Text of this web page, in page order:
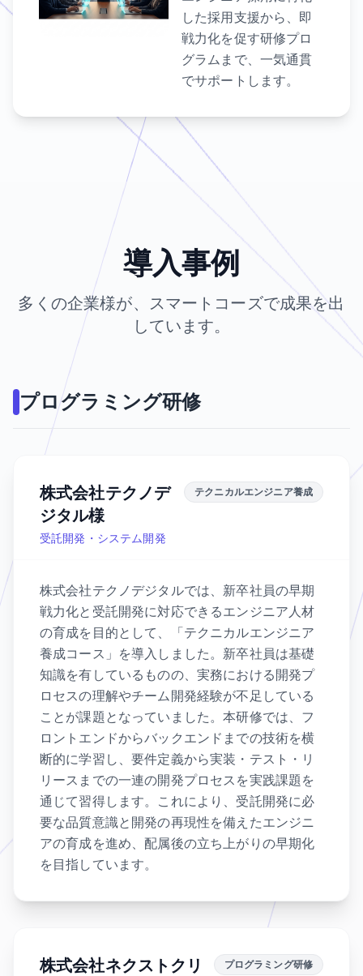
した採用支援から、即
戦力化を促す研修プロ
グラムまで、一気通貫
でサポートします。
導入事例
多くの企業様が、スマートコーズで成果を出
しています。
プログラミング研修
株式会社テクノデ
ジタル様
受託開発・システム開発
テクニカルエンジニア養成
株式会社テクノデジタルでは、新卒社員の早期
戦力化と受託開発に対応できるエンジニア人材
の育成を目的として、「テクニカルエンジニア
養成コース」を導入しました。新卒社員は基礎
知識を有しているものの、実務における開発プ
ロセスの理解やチーム開発経験が不足している
ことが課題となっていました。本研修では、フ
ロントエンドからバックエンドまでの技術を横
断的に学習し、要件定義から実装・テスト・リ
リースまでの一連の開発プロセスを実践課題を
通じて習得します。これにより、受託開発に必
要な品質意識と開発の再現性を備えたエンジニ
アの育成を進め、配属後の立ち上がりの早期化
を目指しています。
株式会社ネクストクリ
プログラミング研修